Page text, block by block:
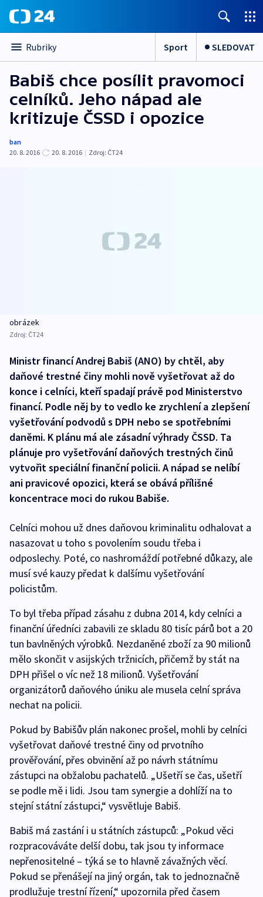
Rubriky Sport SLEDOVAT
Babiš chce posílit pravomoci
celníků. Jeho nápad ale
kritizuje ČSSD i opozice
ban
20. 8. 2016
20. 8. 2016 | Zdroj: ČT24
obrázek
Zdroj: ČT24
Ministr financí Andrej Babiš (ANO) by chtěl, aby
daňové trestné činy mohli nově vyšetřovat až do
konce i celníci, kteří spadají právě pod Ministerstvo
financí. Podle něj by to vedlo ke zrychlení a zlepšení
vyšetřování podvodů s DPH nebo se spotřebními
daněmi. K plánu má ale zásadní výhrady ČSSD. Ta
plánuje pro vyšetřování daňových trestných činů
vytvořit speciální finanční policii. A nápad se nelíbí
ani pravicové opozici, která se obává přílišné
koncentrace moci do rukou Babiše.
Celníci mohou už dnes daňovou kriminalitu odhalovat a
nasazovat u toho s povolením soudu třeba i
odposlechy. Poté, co nashromáždí potřebné důkazy, ale
musí své kauzy předat k dalšímu vyšetřování
policistům.
To byl třeba případ zásahu z dubna 2014, kdy celníci a
finanční úředníci zabavili ze skladu 80 tisíc párů bot a 20
tun bavlněných výrobků. Nezdaněné zboží za 90 milionů
mělo skončit v asijských tržnicích, přičemž by stát na
DPH přišel o víc než 18 milionů. Vyšetřování
organizátorů daňového úniku ale musela celní správa
nechat na policii.
Pokud by Babišův plán nakonec prošel, mohli by celníci
vyšetřovat daňové trestné činy od prvotního
prověřování, přes obvinění až po návrh státnímu
zástupci na obžalobu pachatelů. „Ušetří se čas, ušetří
se podle mě i lidi. Jsou tam synergie a dohlíží na to
stejní státní zástupci,“ vysvětluje Babiš.
Babiš má zastání i u státních zástupců: „Pokud věci
rozpracováváte delší dobu, tak jsou ty informace
nepřenositelné – týká se to hlavně závažných věcí.
Pokud se přenášejí na jiný orgán, tak to jednoznačně
prodlužuje trestní řízení,“ upozornila před časem